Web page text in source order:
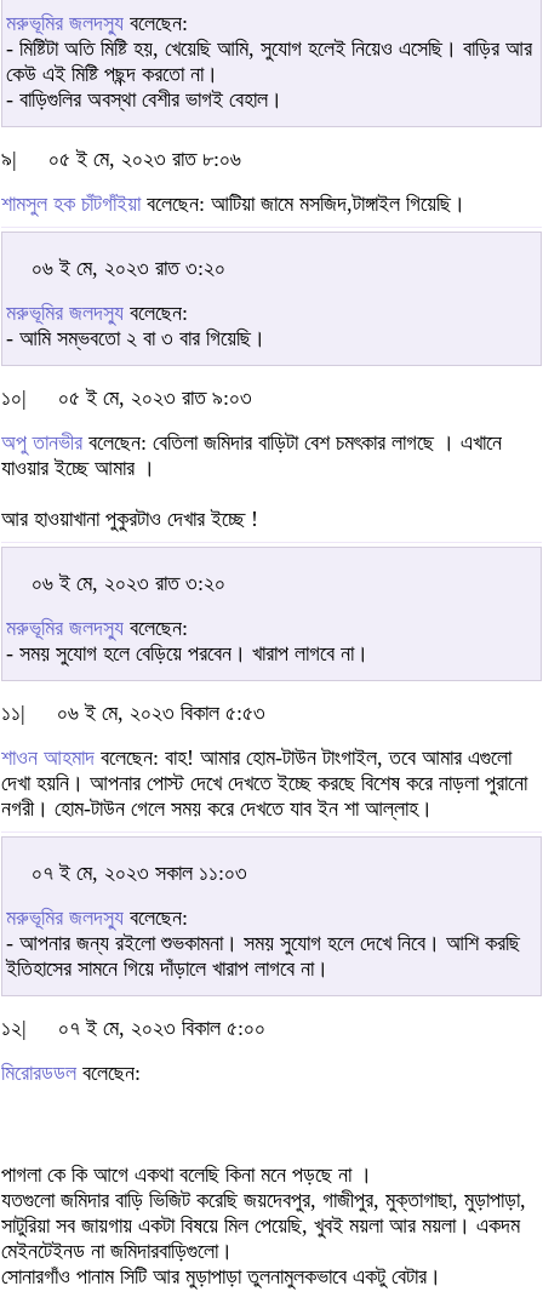
মরুভূমির জলদস্যু বলেছেন:
- মিষ্টিটা অতি মিষ্টি হয়, খেয়েছি আমি, সুযোগ হলেই নিয়েও এসেছি। বাড়ির আর
কেউ এই মিষ্টি পছন্দ করতো না।
- বাড়িগুলির অবস্থা বেশীর ভাগই বেহাল।
৯|
০৫ ই মে, ২০২৩ রাত ৮:০৬
শামসুল হক চাঁটগাঁইয়াবলেছেন: আটিয়া জামে মসজিদ,টাঙ্গাইল গিয়েছি।
০৬ ই মে, ২০২৩ রাত ৩:২০
মরুভূমির জলদস্যু বলেছেন:
- আমি সম্ভবতো ২ বা ৩ বার গিয়েছি।
১০|
০৫ ই মে, ২০২৩ রাত ৯:০৩
অপু তানভীর বলেছেন: বেতিলা জমিদার বাড়িটা বেশ চমৎকার লাগছে । এখানে
যাওয়ার ইচ্ছে আমার ।
আর হাওয়াখানা পুকুরটাও দেখার ইচ্ছে !
০৬ ই মে, ২০২৩ রাত ৩:২০
মরুভূমির জলদস্যু বলেছেন:
- সময় সুযোগ হলে বেড়িয়ে পরবেন। খারাপ লাগবে না।
১১|
০৬ ই মে, ২০২৩ বিকাল ৫:৫৩
শাওন আহমাদ বলেছেন: বাহ! আমার হোম-টাউন টাংগাইল, তবে আমার এগুলো
দেখা হয়নি। আপনার পোস্ট দেখে দেখতে ইচ্ছে করছে বিশেষ করে নাড়লা পুরানো
নগরী। হোম-টাউন গেলে সময় করে দেখতে যাব ইন শা আল্লাহ।
০৭ ই মে, ২০২৩ সকাল ১১:০৩
মরুভূমির জলদস্যু বলেছেন:
- আপনার জন্য রইলো শুভকামনা। সময় সুযোগ হলে দেখে নিবে। আশি করছি
ইতিহাসের সামনে গিয়ে দাঁড়ালে খারাপ লাগবে না।
১২|
০৭ ই মে, ২০২৩ বিকাল ৫:০০
মিরোরডডল বলেছেন:
পাগলা কে কি আগে একথা বলেছি কিনা মনে পড়ছে না ।
যতগুলো জমিদার বাড়ি ভিজিট করেছি জয়দেবপুর, গাজীপুর, মুক্তাগাছা, মুড়াপাড়া,
সাটুরিয়া সব জায়গায় একটা বিষয়ে মিল পেয়েছি, খুবই ময়লা আর ময়লা। একদম
মেইনটেইনড না জমিদারবাড়িগুলো।
সোনারগাঁও পানাম সিটি আর মুড়াপাড়া তুলনামুলকভাবে একটু বেটার।